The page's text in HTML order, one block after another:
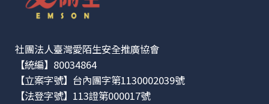
社團法人臺灣愛陌生安全推廣協會
【統編】80034864
【立案字號】台內團字第1130002039號
【法登字號】113證第000017號